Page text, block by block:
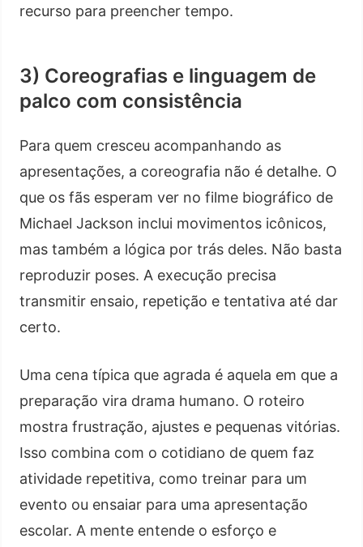
recurso para preencher tempo.
3) Coreografias e linguagem de
palco com consistência
Para quem cresceu acompanhando as
apresentações, a coreografia não é detalhe. O
que os fãs esperam ver no filme biográfico de
Michael Jackson inclui movimentos icônicos,
mas também a lógica por trás deles. Não basta
reproduzir poses. A execução precisa
transmitir ensaio, repetição e tentativa até dar
certo.
Uma cena típica que agrada é aquela em que a
preparação vira drama humano. O roteiro
mostra frustração, ajustes e pequenas vitórias.
Isso combina com o cotidiano de quem faz
atividade repetitiva, como treinar para um
evento ou ensaiar para uma apresentação
escolar. A mente entende o esforço e